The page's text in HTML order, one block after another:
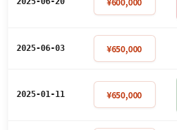
2025-06-03 ¥650,000
2025-01-11 ¥650,000